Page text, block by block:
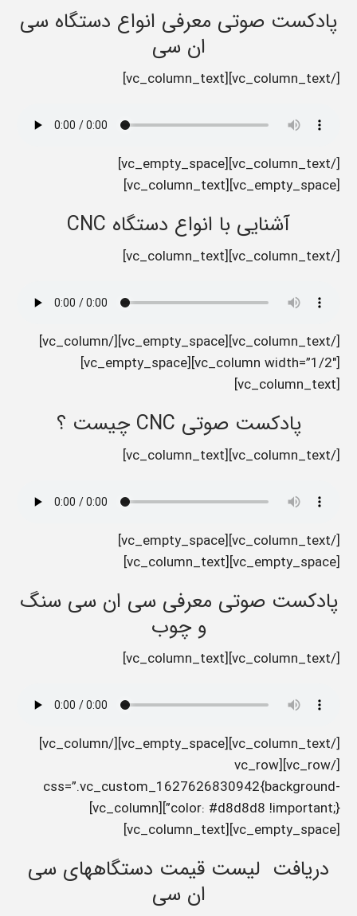
پادکست صوتی معرفی انواع دستگاه سی
ان سی
[/vc_column_text][vc_column_text]
[/vc_column_text][vc_empty_space]
[vc_empty_space][vc_column_text]
آشنایی با انواع دستگاه CNC
[/vc_column_text][vc_column_text]
[/vc_column_text][vc_empty_space][/vc_column]
[vc_column width=”1/2″][vc_empty_space]
[vc_column_text]
پادکست صوتی CNC چیست ؟
[/vc_column_text][vc_column_text]
[/vc_column_text][vc_empty_space]
[vc_empty_space][vc_column_text]
پادکست صوتی معرفی سی ان سی سنگ
و چوب
[/vc_column_text][vc_column_text]
[/vc_column_text][vc_empty_space][/vc_column]
[/vc_row][vc_row
css=”.vc_custom_1627626830942{background-
color: #d8d8d8 !important;}”][vc_column]
[vc_empty_space][vc_column_text]
دریافت لیست قیمت دستگاههای سی
ان سی